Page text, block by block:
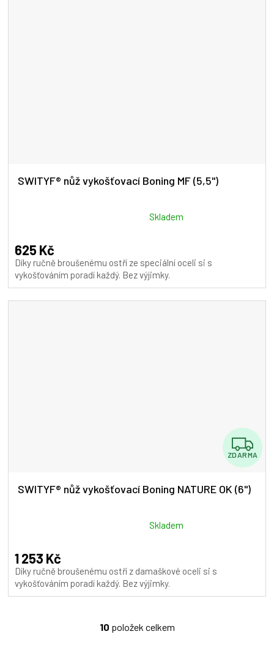
SWITYF® nůž vykošťovací Boning MF (5,5")
produktu
je
5,0
z
Skladem
625 Kč
Díky ručně broušenému ostří ze speciální oceli si s
vykošťováním poradí každý. Bez výjimky.
Z
D
ZDARMA
SWITYF® nůž vykošťovací Boning NATURE OK (6")
produktu
je
5,0
z
Skladem
1 253 Kč
Díky ručně broušenému ostří z damaškové oceli si s
vykošťováním poradí každý. Bez výjimky.
O
10 položek celkem